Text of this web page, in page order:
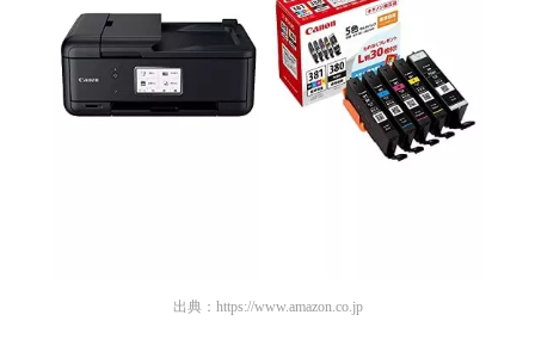
出典： https://www.amazon.co.jp